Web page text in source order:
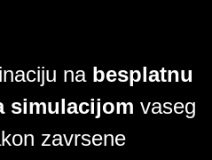
na besplatnu
simulacijom vaseg
zavrsene